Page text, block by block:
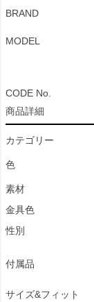
BRAND
MODEL
CODE No.
商品詳細
カテゴリー
色
素材
金具色
性別
付属品
サイズ&フィット